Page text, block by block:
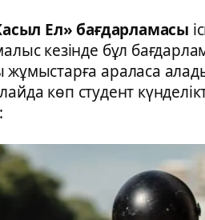
Ел» бағдарламасы
кезінде бұл
жұмыстарға араласа
көп студент